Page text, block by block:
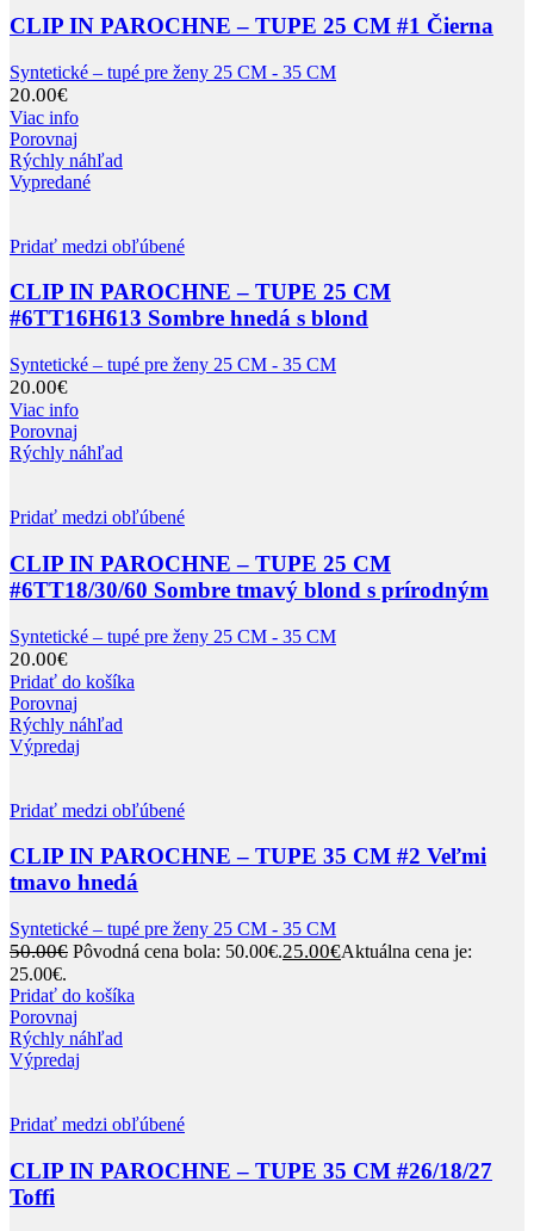
CLIP IN PAROCHNE – TUPE 25 CM #1 Čierna
Syntetické – tupé pre ženy 25 CM - 35 CM
20.00€
Viac info
Porovnaj
Rýchly náhľad
Vypredané
Pridať medzi obľúbené
CLIP IN PAROCHNE – TUPE 25 CM
#6TT16H613 Sombre hnedá s blond
Syntetické – tupé pre ženy 25 CM - 35 CM
20.00€
Viac info
Porovnaj
Rýchly náhľad
Pridať medzi obľúbené
CLIP IN PAROCHNE – TUPE 25 CM
#6TT18/30/60 Sombre tmavý blond s prírodným
Syntetické – tupé pre ženy 25 CM - 35 CM
20.00€
Pridať do košíka
Porovnaj
Rýchly náhľad
Výpredaj
Pridať medzi obľúbené
CLIP IN PAROCHNE – TUPE 35 CM #2 Veľmi
tmavo hnedá
Syntetické – tupé pre ženy 25 CM - 35 CM
50.00€ Pôvodná cena bola: 50.00€.25.00€Aktuálna cena je:
25.00€.
Pridať do košíka
Porovnaj
Rýchly náhľad
Výpredaj
Pridať medzi obľúbené
CLIP IN PAROCHNE – TUPE 35 CM #26/18/27
Toffi